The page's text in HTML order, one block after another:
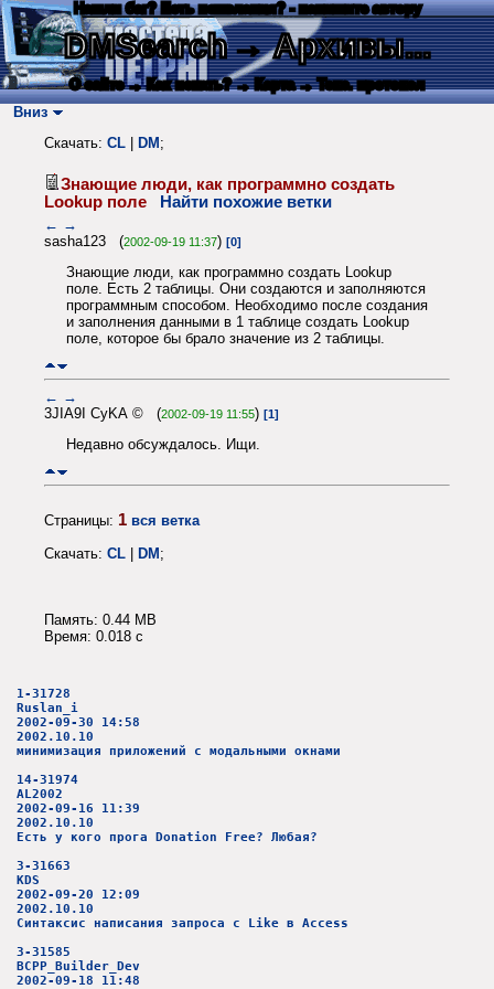
Нашли баг? Есть пожелания? - напишите автору
DMSearch→ Архивы...
О сайте → Как искать? → Карта → Текс. протокол
Вниз
Скачать: CL DM ;
Знающие люди, как программно создать
Lookup поле
Найти похожие ветки
← →
sasha123 (2002-09-19 11:37) [0]
Знающие люди, как программно создать Lookup
поле. Есть 2 таблицы. Они создаются и заполняются
программным способом. Необходимо после создания
и заполнения данными в 1 таблице создать Lookup
поле, которое бы брало значение из 2 таблицы.
← →
3JIA9I CyKA © (2002-09-19 11:55) [1]
Недавно обсуждалось. Ищи.
Страницы: 1 вся ветка
Скачать: CL DM ;
Память: 0.44 MB
Время: 0.018 c
1-31728
Ruslan_i
2002-09-30 14:58
2002.10.10
минимизация приложений с модальными окнами
14-31974
AL2002
2002-09-16 11:39
2002.10.10
Есть у кого прога Donation Free? Любая?
3-31663
KDS
2002-09-20 12:09
2002.10.10
Синтаксис написания запроса с Like в Access
3-31585
BCPP_Builder_Dev
2002-09-18 11:48